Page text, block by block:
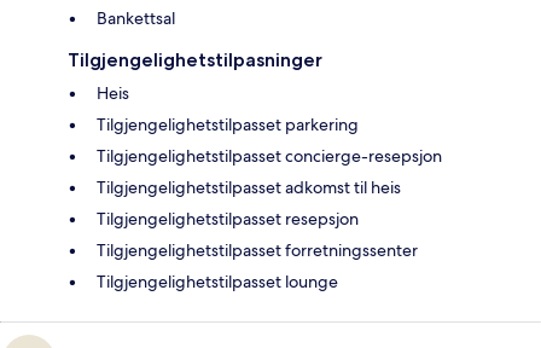
Bankettsal
Tilgjengelighetstilpasninger
Heis
Tilgjengelighetstilpasset parkering
Tilgjengelighetstilpasset concierge-resepsjon
Tilgjengelighetstilpasset adkomst til heis
Tilgjengelighetstilpasset resepsjon
Tilgjengelighetstilpasset forretningssenter
Tilgjengelighetstilpasset lounge